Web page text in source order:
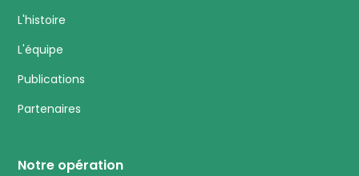
L'histoire
L'équipe
Publications
Partenaires
Notre opération